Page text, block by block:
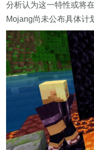
分析认为这一特性或将
Mojang尚未公布具体计